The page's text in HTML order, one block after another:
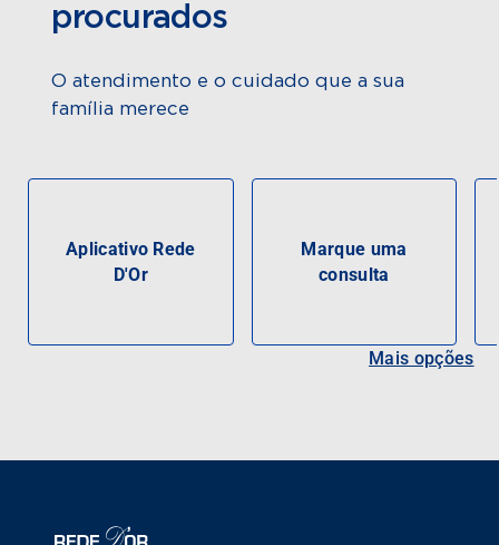
procurados
O atendimento e o cuidado que a sua
família merece
Aplicativo Rede
D'Or
Marque uma
consulta
Mais opções